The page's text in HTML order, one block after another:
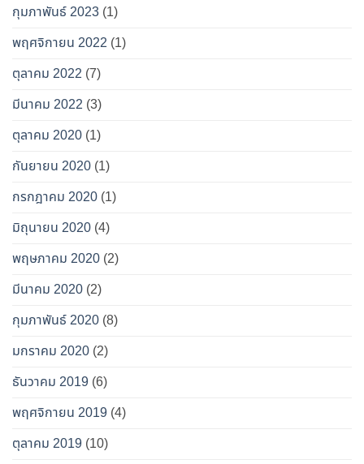
กุมภาพันธ์ 2023 (1)
พฤศจิกายน 2022 (1)
ตุลาคม 2022 (7)
มีนาคม 2022 (3)
ตุลาคม 2020 (1)
กันยายน 2020 (1)
กรกฎาคม 2020 (1)
มิถุนายน 2020 (4)
พฤษภาคม 2020 (2)
มีนาคม 2020 (2)
กุมภาพันธ์ 2020 (8)
มกราคม 2020 (2)
ธันวาคม 2019 (6)
พฤศจิกายน 2019 (4)
ตุลาคม 2019 (10)